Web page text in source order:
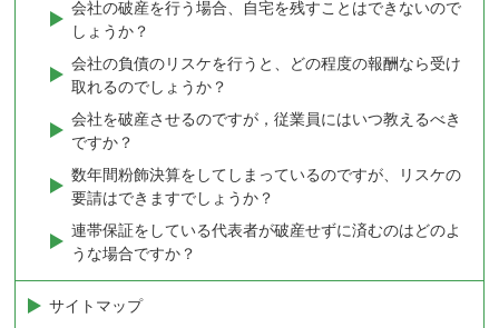
会社の破産を行う場合、自宅を残すことはできないので
しょうか？
会社の負債のリスケを行うと、どの程度の報酬なら受け
取れるのでしょうか？
会社を破産させるのですが，従業員にはいつ教えるべき
ですか？
数年間粉飾決算をしてしまっているのですが、リスケの
要請はできますでしょうか？
連帯保証をしている代表者が破産せずに済むのはどのよ
うな場合ですか？
サイトマップ